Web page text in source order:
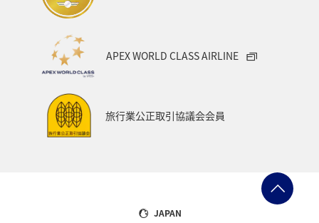
APEX WORLD CLASS AIRLINE
旅行業公正取引協議会会員
JAPAN